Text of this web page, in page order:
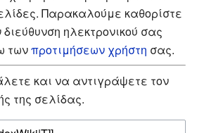
Παρακαλούμε καθορίστε
ηλεκτρονικού σας
τωνπροτιμήσεων χρήστη σας.
και να αντιγράψετε τον
της σελίδας.